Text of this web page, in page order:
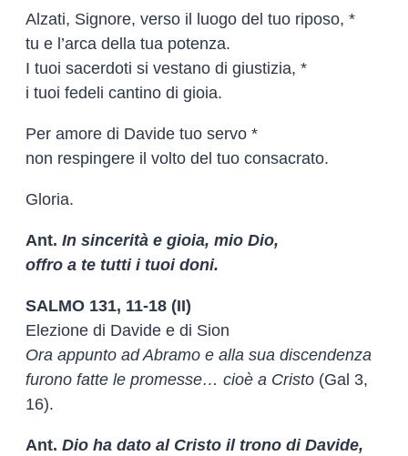
Alzati, Signore, verso il luogo del tuo riposo, *
tu e l’arca della tua potenza.
I tuoi sacerdoti si vestano di giustizia, *
i tuoi fedeli cantino di gioia.
Per amore di Davide tuo servo *
non respingere il volto del tuo consacrato.
Gloria.
Ant. In sincerità e gioia, mio Dio,
offro a te tutti i tuoi doni.
SALMO 131, 11-18 (II)
Elezione di Davide e di Sion
Ora appunto ad Abramo e alla sua discendenza
furono fatte le promesse… cioè a Cristo (Gal 3,
16).
Ant. Dio ha dato al Cristo il trono di Davide,